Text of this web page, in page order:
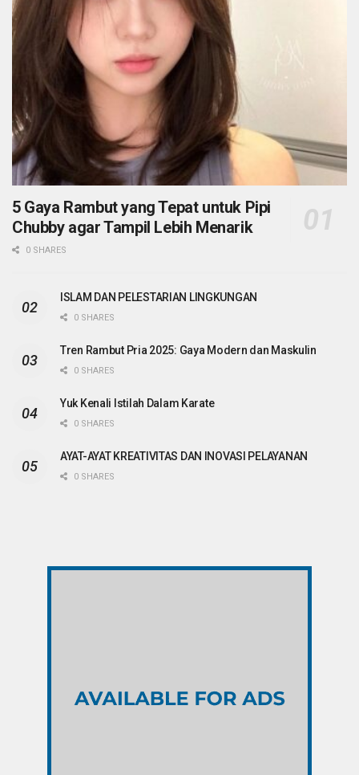
5 Gaya Rambut yang Tepat untuk Pipi
Chubby agar Tampil Lebih Menarik
0 SHARES
ISLAM DAN PELESTARIAN LINGKUNGAN
0 SHARES
Tren Rambut Pria 2025: Gaya Modern dan Maskulin
0 SHARES
Yuk Kenali Istilah Dalam Karate
0 SHARES
AYAT-AYAT KREATIVITAS DAN INOVASI PELAYANAN
0 SHARES